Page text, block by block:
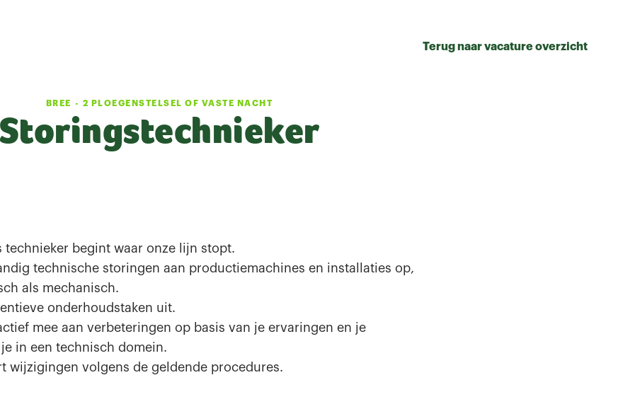
Terug naar vacature overzicht
BREE - 2 PLOEGENSTELSEL OF VASTE NACHT
Storingstechnieker
technieker begint waar onze lijn stopt.
technische storingen aan productiemachines en installaties op,
als mechanisch.
onderhoudstaken uit.
mee aan verbeteringen op basis van je ervaringen en je
in een technisch domein.
wijzigingen volgens de geldende procedures.